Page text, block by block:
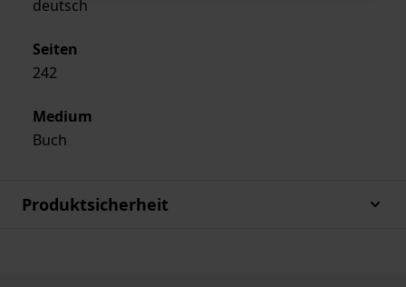
deutsch
Seiten
242
Medium
Buch
Produktsicherheit